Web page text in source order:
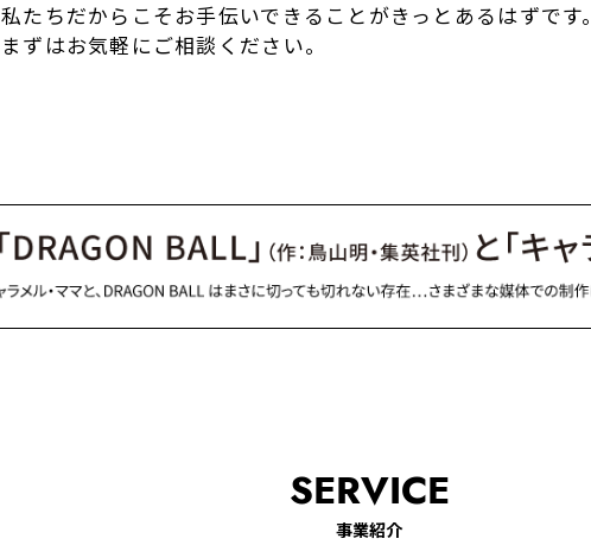
私たちだからこそお手伝いできることがきっとあるはずです。
まずはお気軽にご相談ください。
SERVICE
事業紹介